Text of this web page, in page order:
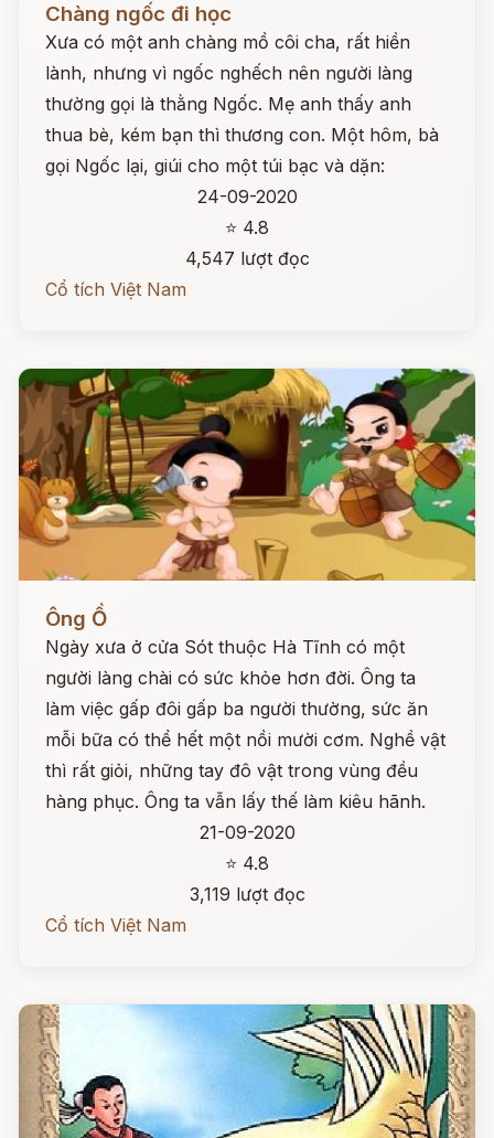
Chàng ngốc đi học
Xưa có một anh chàng mồ côi cha, rất hiền
lành, nhưng vì ngốc nghếch nên người làng
thường gọi là thằng Ngốc. Mẹ anh thấy anh
thua bè, kém bạn thì thương con. Một hôm, bà
gọi Ngốc lại, giúi cho một túi bạc và dặn:
24-09-2020
⭐ 4.8
4,547 lượt đọc
Cổ tích Việt Nam
Đọc ngay
Ông Ồ
Ngày xưa ở cửa Sót thuộc Hà Tĩnh có một
người làng chài có sức khỏe hơn đời. Ông ta
làm việc gấp đôi gấp ba người thường, sức ăn
mỗi bữa có thể hết một nồi mười cơm. Nghề vật
thì rất giỏi, những tay đô vật trong vùng đều
hàng phục. Ông ta vẫn lấy thế làm kiêu hãnh.
21-09-2020
⭐ 4.8
3,119 lượt đọc
Cổ tích Việt Nam